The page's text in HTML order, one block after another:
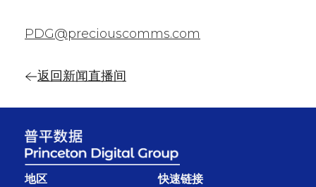
PDG@preciouscomms.com
返回新闻直播间
地区 快速链接